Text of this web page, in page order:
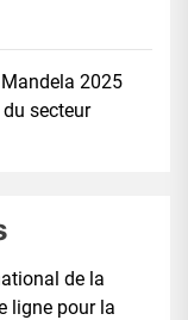
2025
secteur
de la
ligne pour la